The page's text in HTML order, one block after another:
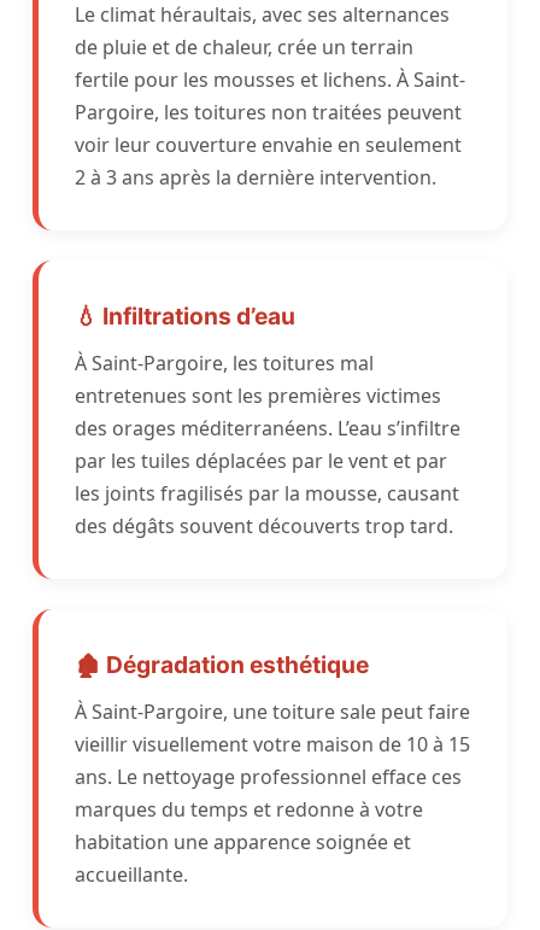
Le climat héraultais, avec ses alternances
de pluie et de chaleur, crée un terrain
fertile pour les mousses et lichens. À Saint-
Pargoire, les toitures non traitées peuvent
voir leur couverture envahie en seulement
2 à 3 ans après la dernière intervention.
💧 Infiltrations d’eau
À Saint-Pargoire, les toitures mal
entretenues sont les premières victimes
des orages méditerranéens. L’eau s’infiltre
par les tuiles déplacées par le vent et par
les joints fragilisés par la mousse, causant
des dégâts souvent découverts trop tard.
🏚️ Dégradation esthétique
À Saint-Pargoire, une toiture sale peut faire
vieillir visuellement votre maison de 10 à 15
ans. Le nettoyage professionnel efface ces
marques du temps et redonne à votre
habitation une apparence soignée et
accueillante.